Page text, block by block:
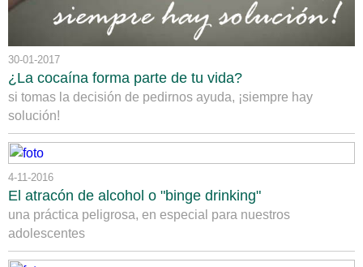
30-01-2017
¿La cocaína forma parte de tu vida?
si tomas la decisión de pedirnos ayuda, ¡siempre hay
solución!
4-11-2016
El atracón de alcohol o "binge drinking"
una práctica peligrosa, en especial para nuestros
adolescentes